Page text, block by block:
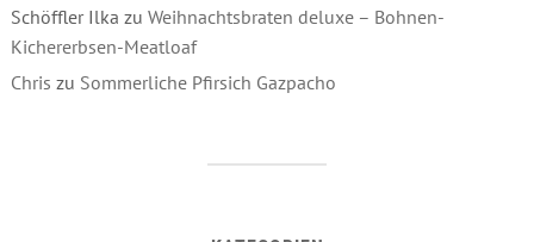
Schöffler Ilka zu Weihnachtsbraten deluxe – Bohnen-
Kichererbsen-Meatloaf
Chris zu Sommerliche Pfirsich Gazpacho